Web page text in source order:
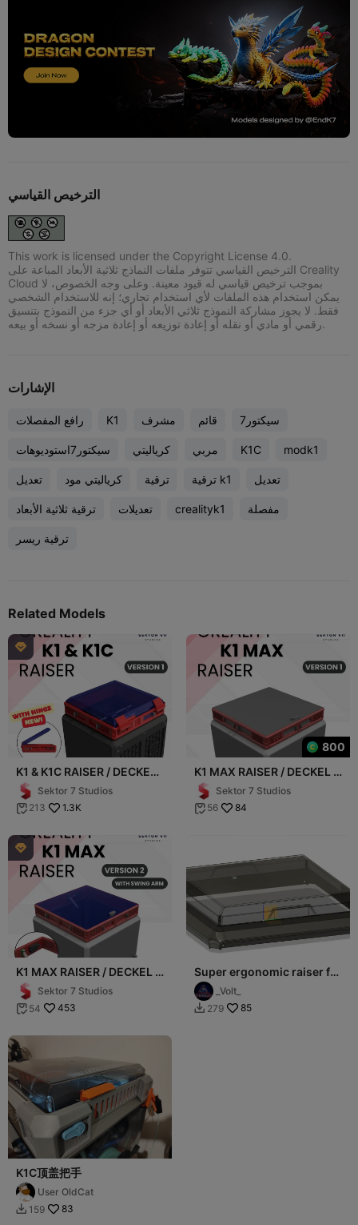
الترخيص القياسي
This work is licensed under the Copyright License 4.0.
الترخيص القياسي تتوفر ملفات النماذج ثلاثية الأبعاد المباعة على Creality
Cloud بموجب ترخيص قياسي له قيود معينة. وعلى وجه الخصوص، لا
يمكن استخدام هذه الملفات لأي استخدام تجاري؛ إنه للاستخدام الشخصي
فقط. لا يجوز مشاركة النموذج ثلاثي الأبعاد أو أي جزء من النموذج بتنسيق
رقمي أو مادي أو نقله أو إعادة توزيعه أو إعادة مزجه أو نسخه أو بيعه.
الإشارات
رافع المفصلات K1 مشرف قائم سيكتور7
سيكتور7استوديوهات كرياليتي مربي K1C modk1
تعديل كرياليتي مود ترقية ترقية k1 تعديل
ترقية ثلاثية الأبعاد تعديلات crealityk1 مفصلة
ترقية ريسر
Related Models

K1 & K1C RAISER / DECKEL /
TOP COVER / UPGRADE
(VERSION 1)
Sektor 7 Studios
 213 1.3K
800
K1 MAX RAISER / DECKEL /
TOP COVER / UPGRADE
(VERSION 1)
Sektor 7 Studios
 56 84

K1 MAX RAISER / DECKEL /
TOP COVER / UPGRADE
(VERSION 2)
Sektor 7 Studios
 54 453
Super ergonomic raiser for
K1/K1C Remix
_Volt_
 279 85
K1C顶盖把手
User OldCat
 159 83